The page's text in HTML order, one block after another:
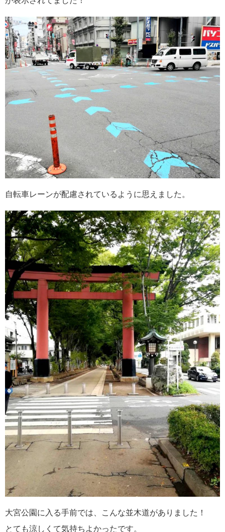
自転車レーンが配慮されているように思えました。
大宮公園に入る手前では、こんな並木道がありました！
とても涼しくて気持ちよかったです。